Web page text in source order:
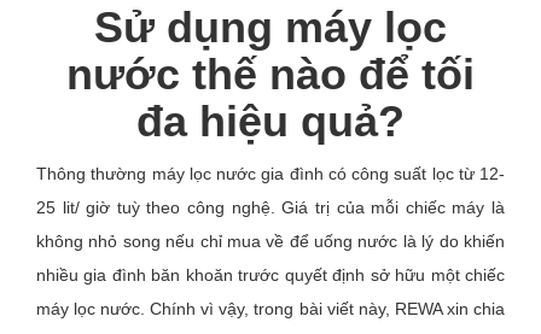
Sử dụng máy lọc
nước thế nào để tối
đa hiệu quả?
Thông thường máy lọc nước gia đình có công suất lọc từ 12-
25 lit/ giờ tuỳ theo công nghệ. Giá trị của mỗi chiếc máy là
không nhỏ song nếu chỉ mua về để uống nước là lý do khiến
nhiều gia đình băn khoăn trước quyết định sở hữu một chiếc
máy lọc nước. Chính vì vậy, trong bài viết này, REWA xin chia